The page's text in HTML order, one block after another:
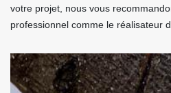
votre projet, nous vous
professionnel comme le réalisateur